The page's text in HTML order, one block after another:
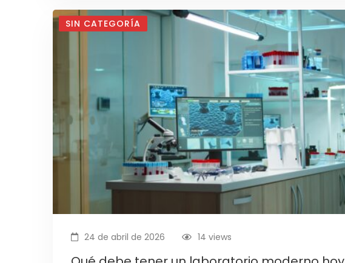
SIN CATEGORÍA
24 de abril de 2026 14 views